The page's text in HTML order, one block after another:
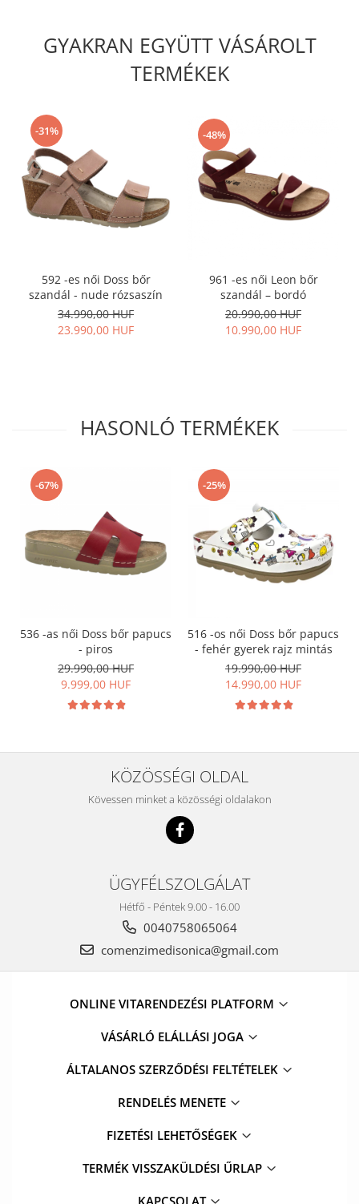
GYAKRAN EGYÜTT VÁSÁROLT
TERMÉKEK
-31%
592 -es női Doss bőr
szandál - nude rózsaszín
34.990,00 HUF
23.990,00 HUF
-48%
961 -es női Leon bőr
szandál – bordó
20.990,00 HUF
10.990,00 HUF
HASONLÓ TERMÉKEK
-67%
536 -as női Doss bőr papucs
- piros
29.990,00 HUF
9.999,00 HUF
-25%
516 -os női Doss bőr papucs
- fehér gyerek rajz mintás
19.990,00 HUF
14.990,00 HUF
KÖZÖSSÉGI OLDAL
Kövessen minket a közösségi oldalakon
ÜGYFÉLSZOLGÁLAT
Hétfő - Péntek 9.00 - 16.00
0040758065064
comenzimedisonica@gmail.com
ONLINE VITARENDEZÉSI PLATFORM
VÁSÁRLÓ ELÁLLÁSI JOGA
ÁLTALANOS SZERZŐDÉSI FELTÉTELEK
RENDELÉS MENETE
FIZETÉSI LEHETŐSÉGEK
TERMÉK VISSZAKÜLDÉSI ŰRLAP
KAPCSOLAT